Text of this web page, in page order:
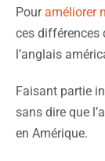
Pouraméliorer
ces différences
l’anglais
Faisant partie
sans dire que
en Amérique.